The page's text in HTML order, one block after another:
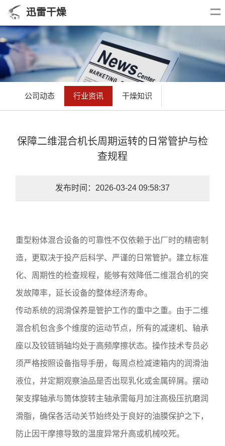
迅雷干燥
公司动态 行业资讯 干燥知识
保障二维混合机长周期运转的日常管护与检
查规程
发布时间：2026-03-24 09:58:37
重型粉体混合设备的可靠性不仅依赖于出厂时的精密制
造，更取决于投产后科学、严谨的日常管护。建立标准
化、周期性的检查规程，能够有效降低二维混合机的突
发故障率，延长设备的整体经济寿命。
传动系统的润滑保养是管护工作的重中之重。由于二维
混合机包含多个维度的运动节点，所有的减速机、轴承
座以及铰链销轴均处于高频摩擦状态。操作技术专员必
须严格按照设备指导手册，每周点检减速箱内的润滑油
液位，并定期观察油品是否出现乳化或金属碎屑。摆动
架支撑轴承与筒体旋转主轴承需每月加注高极压抗磨润
滑脂，确保各活动关节始终处于良好的油膜保护之下，
防止因干摩擦导致的温度异常升高或机械咬死。